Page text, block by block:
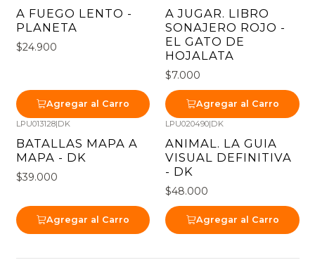
A FUEGO LENTO -
PLANETA
$24.900
Agregar al Carro
A JUGAR. LIBRO
SONAJERO ROJO -
EL GATO DE
HOJALATA
$7.000
Agregar al Carro
LPU013128|DK
BATALLAS MAPA A
MAPA - DK
$39.000
Agregar al Carro
LPU020490|DK
ANIMAL. LA GUIA
VISUAL DEFINITIVA
- DK
$48.000
Agregar al Carro